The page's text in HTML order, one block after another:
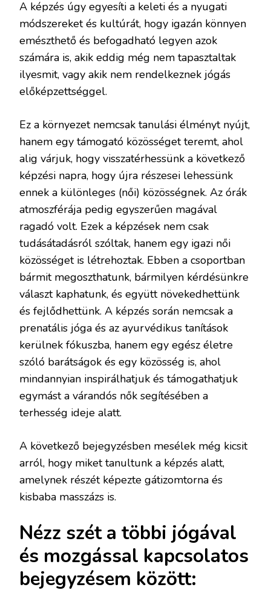
A képzés úgy egyesíti a keleti és a nyugati
módszereket és kultúrát, hogy igazán könnyen
emészthető és befogadható legyen azok
számára is, akik eddig még nem tapasztaltak
ilyesmit, vagy akik nem rendelkeznek jógás
előképzettséggel.
Ez a környezet nemcsak tanulási élményt nyújt,
hanem egy támogató közösséget teremt, ahol
alig várjuk, hogy visszatérhessünk a következő
képzési napra, hogy újra részesei lehessünk
ennek a különleges (női) közösségnek. Az órák
atmoszférája pedig egyszerűen magával
ragadó volt. Ezek a képzések nem csak
tudásátadásról szóltak, hanem egy igazi női
közösséget is létrehoztak. Ebben a csoportban
bármit megoszthatunk, bármilyen kérdésünkre
választ kaphatunk, és együtt növekedhettünk
és fejlődhettünk. A képzés során nemcsak a
prenatális jóga és az ayurvédikus tanítások
kerülnek fókuszba, hanem egy egész életre
szóló barátságok és egy közösség is, ahol
mindannyian inspirálhatjuk és támogathatjuk
egymást a várandós nők segítésében a
terhesség ideje alatt.
A következő bejegyzésben mesélek még kicsit
arról, hogy miket tanultunk a képzés alatt,
amelynek részét képezte gátizomtorna és
kisbaba masszázs is.
Nézz szét a többi jógával
és mozgással kapcsolatos
bejegyzésem között: